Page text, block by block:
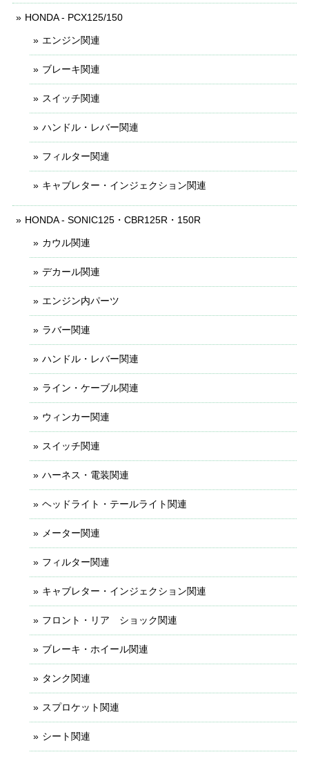
HONDA - PCX125/150
エンジン関連
ブレーキ関連
スイッチ関連
ハンドル・レバー関連
フィルター関連
キャブレター・インジェクション関連
HONDA - SONIC125・CBR125R・150R
カウル関連
デカール関連
エンジン内パーツ
ラバー関連
ハンドル・レバー関連
ライン・ケーブル関連
ウィンカー関連
スイッチ関連
ハーネス・電装関連
ヘッドライト・テールライト関連
メーター関連
フィルター関連
キャブレター・インジェクション関連
フロント・リア ショック関連
ブレーキ・ホイール関連
タンク関連
スプロケット関連
シート関連